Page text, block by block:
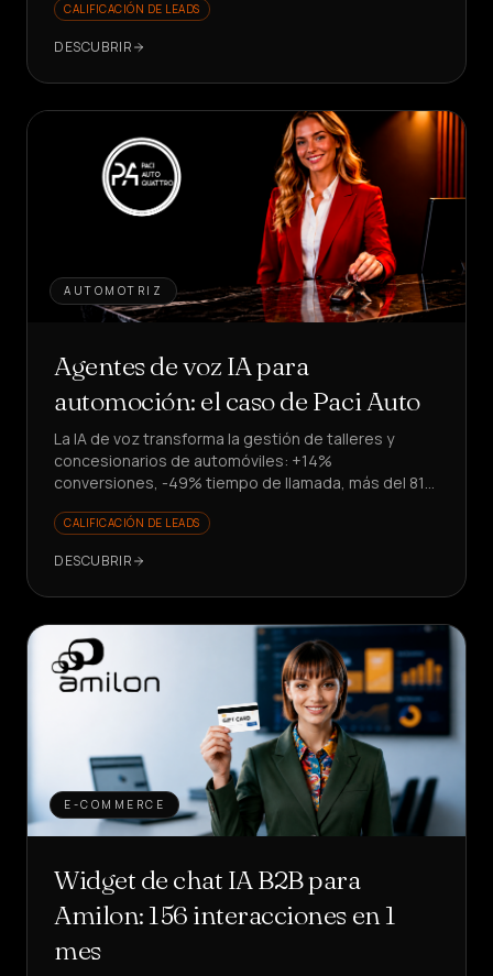
respuestas.
CALIFICACIÓN DE LEADS
DESCUBRIR
AUTOMOTRIZ
Agentes de voz IA para
automoción: el caso de Paci Auto
La IA de voz transforma la gestión de talleres y
concesionarios de automóviles: +14%
conversiones, -49% tiempo de llamada, más del 81%
contratar?
CALIFICACIÓN DE LEADS
DESCUBRIR
E-COMMERCE
Widget de chat IA B2B para
Amilon: 156 interacciones en 1
mes